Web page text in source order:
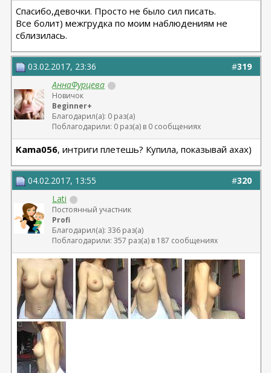
Спасибо,девочки. Просто не было сил писать.
Все болит) межгрудка по моим наблюдениям не
сблизилась.
#319
03.02.2017, 23:36
АннаФурцева
Новичок
Beginner+
Благодарил(а): 0 раз(а)
Поблагодарили: 0 раз(а) в 0 сообщениях
Kama056, интриги плетешь? Купила, показывай ахах)
#320
04.02.2017, 13:55
Lati
Постоянный участник
Profi
Благодарил(а): 336 раз(а)
Поблагодарили: 357 раз(а) в 187 сообщениях